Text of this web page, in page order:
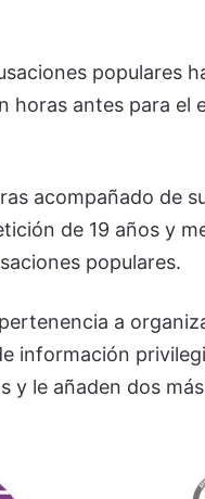
populares
horas antes para el
acompañado de
de 19 años y
populares.
a
información
y le añaden dos